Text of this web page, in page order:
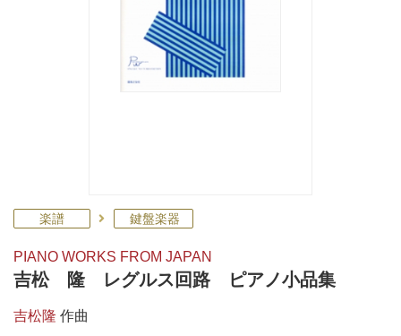
楽譜 鍵盤楽器
PIANO WORKS FROM JAPAN
吉松 隆 レグルス回路 ピアノ小品集
吉松隆 作曲